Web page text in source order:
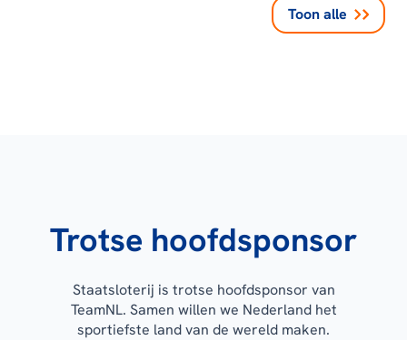
Toon alle
Trotse hoofdsponsor
Staatsloterij is trotse hoofdsponsor van
TeamNL. Samen willen we Nederland het
sportiefste land van de wereld maken.